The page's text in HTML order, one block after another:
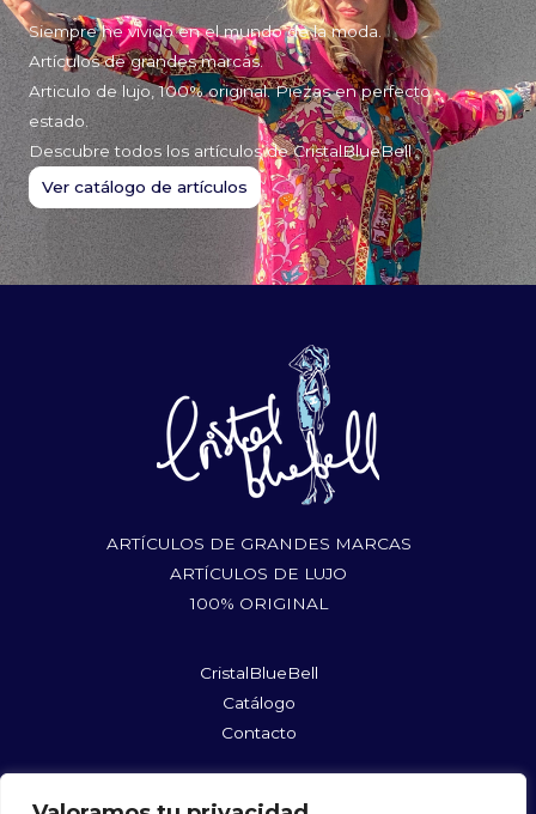
Siempre he vivido en el mundo de la moda.
Artículos de grandes marcas.
Articulo de lujo, 100% original. Piezas en perfecto
estado.
Descubre todos los artículos de CristalBlueBell
Ver catálogo de artículos
ARTÍCULOS DE GRANDES MARCAS
ARTÍCULOS DE LUJO
100% ORIGINAL
CristalBlueBell
Catálogo
Contacto